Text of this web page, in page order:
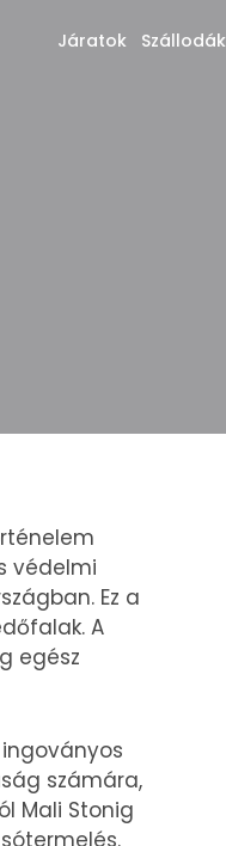
Járatok Szállodák
védelmi
Ez a
A
egész
számára,
Mali Stonig